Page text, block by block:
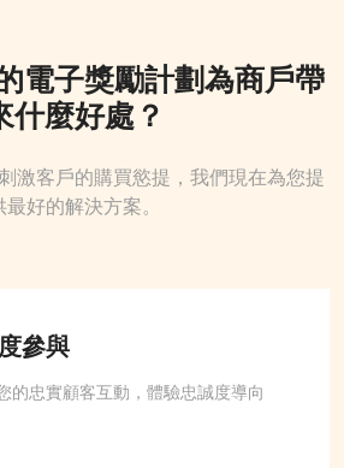
子獎勵計劃為商戶帶
什麼好處？
激客戶的購買慾提，我們現在為您提
最好的解決方案。
參與
的忠實顧客互動，體驗忠誠度導向